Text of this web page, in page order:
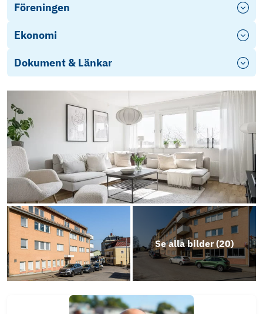
Föreningen
Ekonomi
Dokument & Länkar
Stadgar HSB Brf Salen i Alvesta
Årsredovisning-HSB Brf Salen i Alvesta-2023
Energideklaration
Se alla bilder (20)